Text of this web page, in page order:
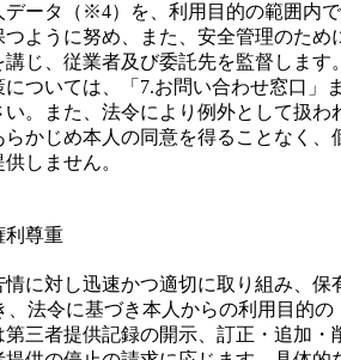
データ（※4）を、利用目的の範囲内で
ように努め、また、安全管理のため
じ、従業者及び委託先を監督します
ついては、「7.お問い合わせ窓口」
。また、法令により例外として扱わ
かじめ本人の同意を得ることなく、
しません。
利尊重
に対し迅速かつ適切に取り組み、保
法令に基づき本人からの利用目的の
三者提供記録の開示、訂正・追加・